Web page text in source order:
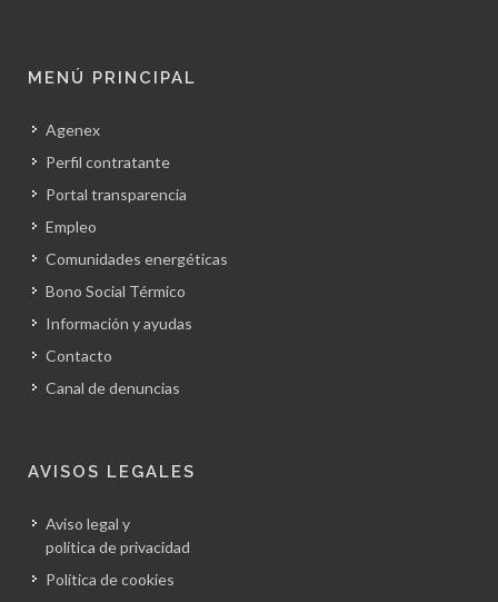
MENÚ PRINCIPAL
Agenex
Perfil contratante
Portal transparencia
Empleo
Comunidades energéticas
Bono Social Térmico
Información y ayudas
Contacto
Canal de denuncias
AVISOS LEGALES
Aviso legal y
política de privacidad
Política de cookies